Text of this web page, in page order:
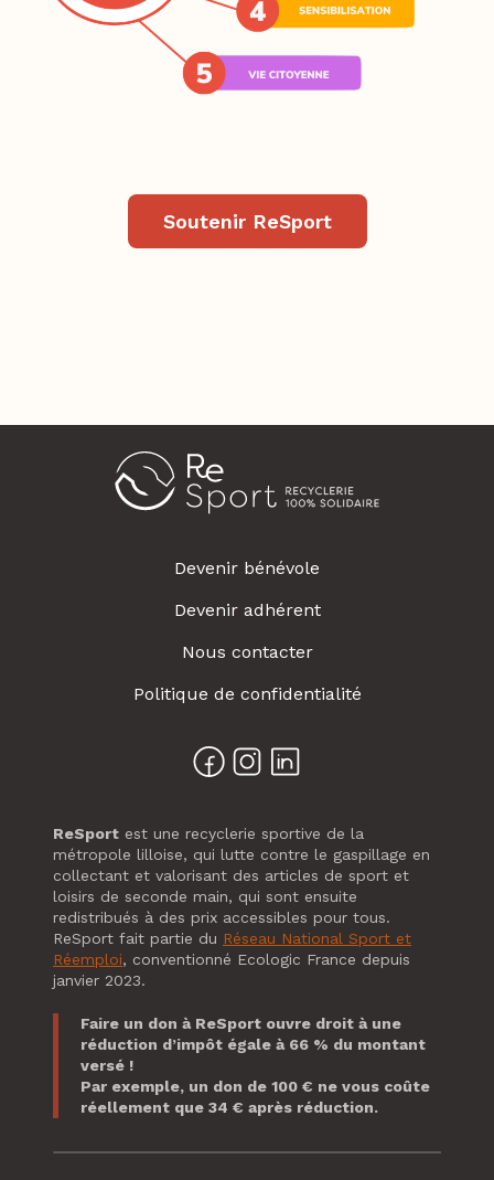
Soutenir ReSport
Devenir bénévole
Devenir adhérent
Nous contacter
Politique de confidentialité
ReSport est une recyclerie sportive de la
métropole lilloise, qui lutte contre le gaspillage en
collectant et valorisant des articles de sport et
loisirs de seconde main, qui sont ensuite
redistribués à des prix accessibles pour tous.
ReSport fait partie du Réseau National Sport et
Réemploi, conventionné Ecologic France depuis
janvier 2023.
Faire un don à ReSport ouvre droit à une
réduction d’impôt égale à 66 % du montant
versé !
Par exemple, un don de 100 € ne vous coûte
réellement que 34 € après réduction.